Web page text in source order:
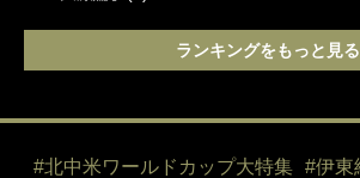
ランキングをもっと見る
#北中米ワールドカップ大特集 #伊東